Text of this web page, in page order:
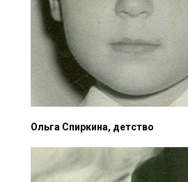
Ольга Спиркина, детство